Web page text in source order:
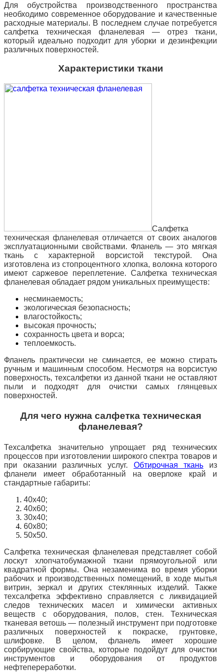
Для обустройства производственного пространства
необходимо современное оборудование и качественные
расходные материалы. В последнем случае потребуется
салфетка техническая фланелевая — отрез ткани,
который идеально подходит для уборки и дезинфекции
различных поверхностей.
Характеристики ткани
Салфетка
техническая фланелевая отличается от своих аналогов
эксплуатационными свойствами. Фланель — это мягкая
ткань с характерной ворсистой текстурой. Она
изготовлена из стопроцентного хлопка, волокна которого
имеют саржевое переплетение. Салфетка техническая
фланелевая обладает рядом уникальных преимуществ:
несминаемость;
экологическая безопасность;
влагостойкость;
высокая прочность;
сохранность цвета и ворса;
теплоемкость.
Фланель практически не сминается, ее можно стирать
ручным и машинным способом. Несмотря на ворсистую
поверхность, техсалфетки из данной ткани не оставляют
пыли и подходят для очистки самых глянцевых
поверхностей.
Для чего нужна салфетка техническая
фланелевая?
Техсалфетка значительно упрощает ряд технических
процессов при изготовлении широкого спектра товаров и
при оказании различных услуг. Обтирочная ткань из
фланели имеет обработанный на оверлоке край и
стандартные габариты:
40х40;
40х60;
30х40;
60х80;
50х50.
Салфетка техническая фланелевая представляет собой
лоскут хлопчатобумажной ткани прямоугольной или
квадратной формы. Она незаменима во время уборки
рабочих и производственных помещений, в ходе мытья
витрин, зеркал и других стеклянных изделий. Также
техсалфетка эффективно справляется с ликвидацией
следов технических масел и химически активных
веществ с оборудования, полов, стен. Техническая
тканевая ветошь — полезный инструмент при подготовке
различных поверхностей к покраске, грунтовке,
шлифовке. В целом, фланель имеет хорошие
сорбирующие свойства, которые подойдут для очистки
инструментов и оборудования от продуктов
нефтепереработки.